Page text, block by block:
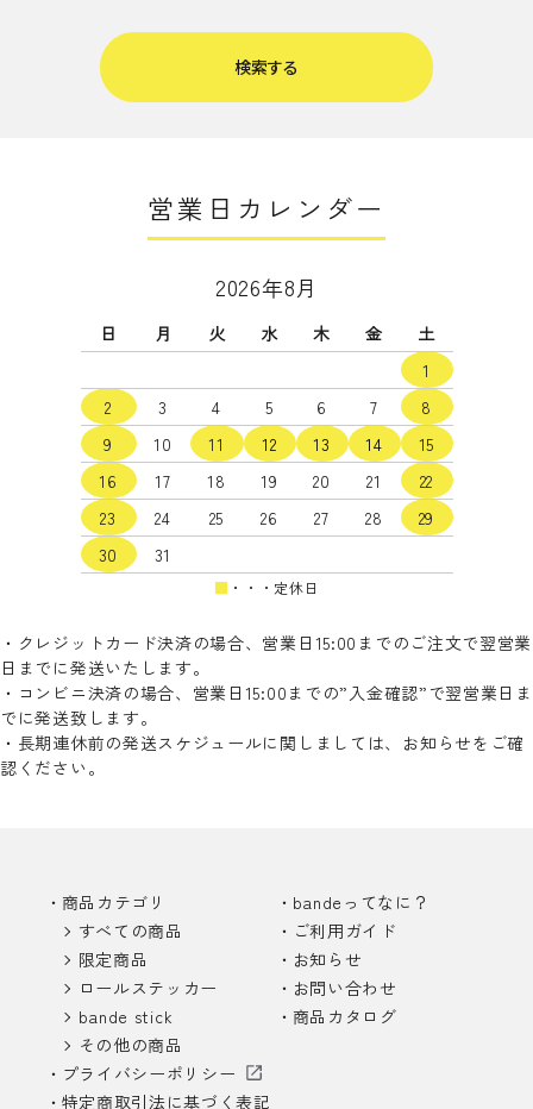
検索する
カテゴリー
検索する
営業日カレンダー
2026年8月
日 月 火 水 木 金
土
1
2
3 4 5 6 7
8
9
10 11 12 13 14
15
16
17 18 19 20 21
22
23
24 25 26 27 28
29
30
31
■ ・・・定休日
・クレジットカード決済の場合、営業日15:00までのご注文で翌営業
日までに発送いたします。
・コンビニ決済の場合、営業日15:00までの”入金確認”で翌営業日ま
でに発送致します。
・長期連休前の発送スケジュールに関しましては、お知らせをご確
認ください。
商品カテゴリ
すべての商品
限定商品
ロールステッカー
bande stick
その他の商品
bandeってなに？
ご利用ガイド
お知らせ
お問い合わせ
商品カタログ
プライバシーポリシー
特定商取引法に基づく表記